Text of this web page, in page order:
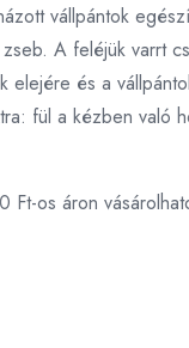
vállpántok
A feléjük varrt
elejére és a
fül a kézben való
Ft-os áron